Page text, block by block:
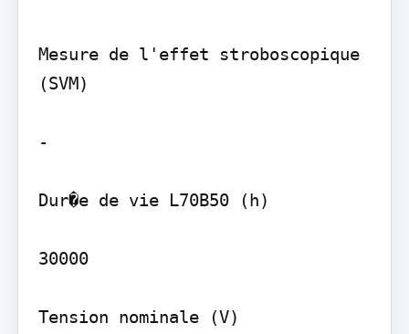
Mesure de l'effet stroboscopique
(SVM)
-
Dur�e de vie L70B50 (h)
30000
Tension nominale (V)